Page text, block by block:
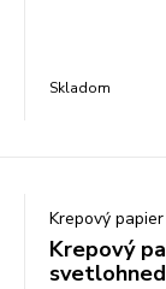
Skladom
Krepový papier
Krepový